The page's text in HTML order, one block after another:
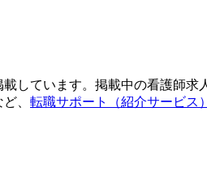
しています。掲載中の看護師求
、 転職サポート（紹介サービス）